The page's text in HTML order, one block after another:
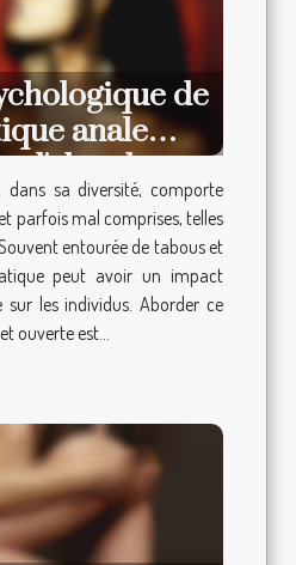
de
anale
l'aborder
dans sa diversité, comporte
parfois mal comprises, telles
entourée de tabous et
peut avoir un impact
sur les individus. Aborder ce
ouverte est...